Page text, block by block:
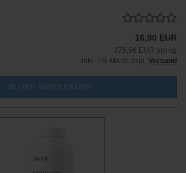
16,90 EUR
375,56 EUR pro kg
inkl. 7% MwSt. zzgl. Versand
IN DEN WARENKORB